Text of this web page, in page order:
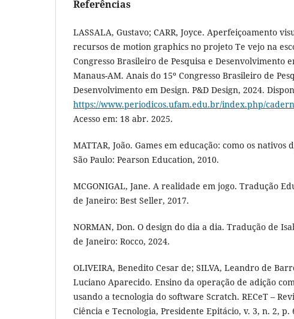
Referências
LASSALA, Gustavo; CARR, Joyce. Aperfeiçoamento
recursos de motion graphics no projeto Te vejo na
Congresso Brasileiro de Pesquisa e Desenvolvimento
Manaus-AM. Anais do 15º Congresso Brasileiro de
Desenvolvimento em Design. P&D Design, 2024.
https://www.periodicos.ufam.edu.br/index.php/
Acesso em: 18 abr. 2025.
MATTAR, João. Games em educação: como os nativos
São Paulo: Pearson Education, 2010.
MCGONIGAL, Jane. A realidade em jogo. Tradução
de Janeiro: Best Seller, 2017.
NORMAN, Don. O design do dia a dia. Tradução de
de Janeiro: Rocco, 2024.
OLIVEIRA, Benedito Cesar de; SILVA, Leandro de
Luciano Aparecido. Ensino da operação de adição
usando a tecnologia do software Scratch. RECeT –
Ciência e Tecnologia, Presidente Epitácio, v. 3, n. 2, p.